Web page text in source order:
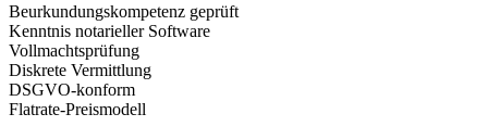
Beurkundungskompetenz geprüft
Kenntnis notarieller Software
Vollmachtsprüfung
Diskrete Vermittlung
DSGVO-konform
Flatrate-Preismodell